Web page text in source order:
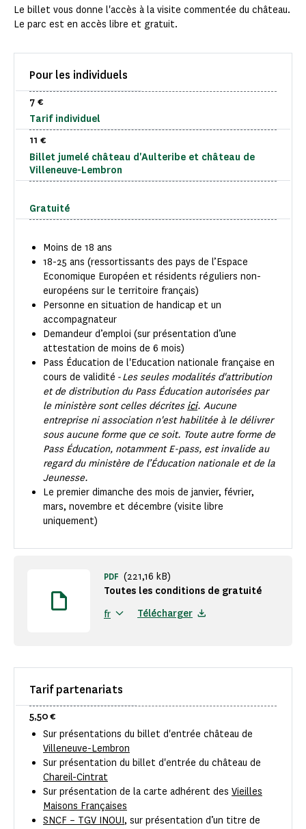
Le billet vous donne l'accès à la visite commentée du château.
Le parc est en accès libre et gratuit.
Pour les individuels
Tarif individuel
7 €
Billet jumelé château d'Aulteribe et château de
Villeneuve-Lembron
11 €
Gratuité
Moins de 18 ans
18-25 ans (ressortissants des pays de l’Espace
Economique Européen et résidents réguliers non-
européens sur le territoire français)
Personne en situation de handicap et un
accompagnateur
Demandeur d’emploi (sur présentation d’une
attestation de moins de 6 mois)
Pass Éducation de l'Education nationale française en
cours de validité - Les seules modalités d'attribution
et de distribution du Pass Éducation autorisées par
le ministère sont celles décrites ici. Aucune
entreprise ni association n'est habilitée à le délivrer
sous aucune forme que ce soit. Toute autre forme de
Pass Éducation, notamment E-pass, est invalide au
regard du ministère de l’Éducation nationale et de la
Jeunesse.
Le premier dimanche des mois de janvier, février,
mars, novembre et décembre (visite libre
uniquement)
Toutes les conditions de gratuité
PDF (221,16 kB)
fr Télécharger
Tarif partenariats
Sur présentations du billet d'entrée château de
Villeneuve-Lembron
Sur présentation du billet d'entrée du château de
Chareil-Cintrat
Sur présentation de la carte adhérent des Vieilles
Maisons Françaises
SNCF – TGV INOUI, sur présentation d’un titre de
5,50 €